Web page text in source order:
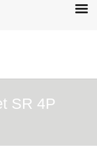
SR 4P